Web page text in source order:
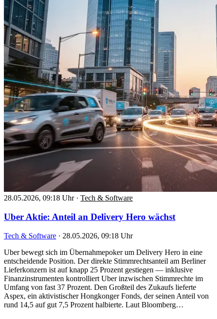
28.05.2026, 09:18 Uhr · Tech & Software
Uber Aktie: Anteil an Delivery Hero wächst
Tech & Software · 28.05.2026, 09:18 Uhr
Uber bewegt sich im Übernahmepoker um Delivery Hero in eine
entscheidende Position. Der direkte Stimmrechtsanteil am Berliner
Lieferkonzern ist auf knapp 25 Prozent gestiegen — inklusive
Finanzinstrumenten kontrolliert Uber inzwischen Stimmrechte im
Umfang von fast 37 Prozent. Den Großteil des Zukaufs lieferte
Aspex, ein aktivistischer Hongkonger Fonds, der seinen Anteil von
rund 14,5 auf gut 7,5 Prozent halbierte. Laut Bloomberg…